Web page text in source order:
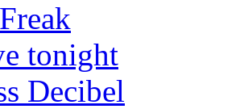
tonight
Decibel